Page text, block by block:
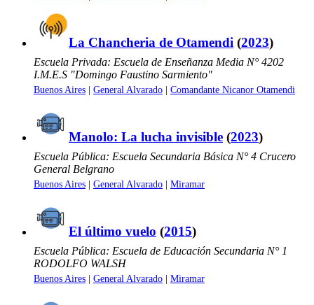
La Chancheria de Otamendi (2023)
Escuela Privada: Escuela de Enseñanza Media N° 4202
I.M.E.S "Domingo Faustino Sarmiento"
Buenos Aires | General Alvarado | Comandante Nicanor Otamendi
Manolo: La lucha invisible (2023)
Escuela Pública: Escuela Secundaria Básica N° 4 Crucero
General Belgrano
Buenos Aires | General Alvarado | Miramar
El último vuelo (2015)
Escuela Pública: Escuela de Educación Secundaria N° 1
RODOLFO WALSH
Buenos Aires | General Alvarado | Miramar